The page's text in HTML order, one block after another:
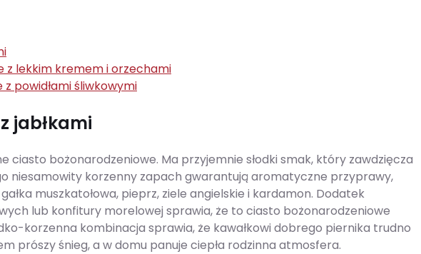
z lekkim kremem i orzechami
powidłami śliwkowymi
jabłkami
bożonarodzeniowe. Ma przyjemnie słodki smak, który zawdzięcza
niesamowity korzenny zapach gwarantują aromatyczne przyprawy,
muszkatołowa, pieprz, ziele angielskie i kardamon. Dodatek
lub konfitury morelowej sprawia, że to ciasto bożonarodzeniowe
korzenna kombinacja sprawia, że kawałkowi dobrego piernika trudno
prószy śnieg, a w domu panuje ciepła rodzinna atmosfera.